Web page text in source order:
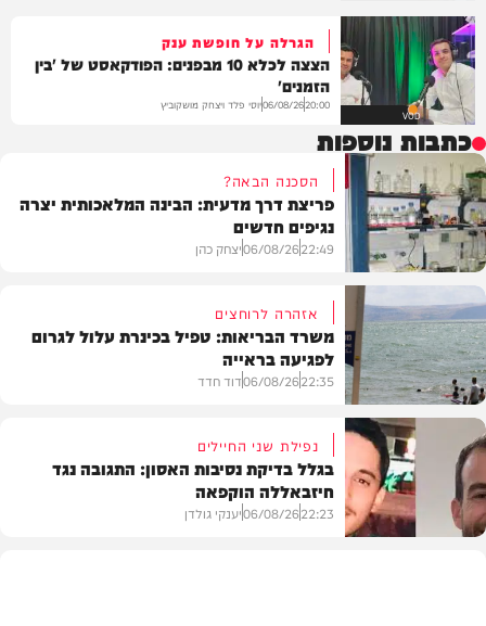
VOD
הגרלה על חופשת ענק
הצצה לכלא 10 מבפנים: הפודקאסט של 'בין
הזמנים'
20:00
06/08/26יוסי פלד ויצחק מושקוביץ
כתבות נוספות
בריאות
הסכנה הבאה?
פריצת דרך מדעית: הבינה המלאכותית יצרה
נגיפים חדשים
22:49
06/08/26יצחק כהן
בארץ
אזהרה לרוחצים
משרד הבריאות: טפיל בכינרת עלול לגרום
לפגיעה בראייה
22:35
06/08/26דוד חדד
נפילת שני החיילים
בגלל בדיקת נסיבות האסון: התגובה נגד
חיזבאללה הוקפאה
22:23
06/08/26יענקי גולדן